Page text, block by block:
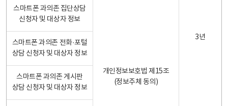
개인정보보호법 제15조
(정보주체 동의)
3년
스마트폰 과의존 집단상담
신청자 및 대상자 정보
스마트폰 과의존 전화·포털
상담 신청자 및 대상자 정보
스마트폰 과의존 게시판
상담 신청자 및 대상자 정보